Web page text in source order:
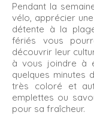
Pendant la
vélo, apprécier
détente à la
fériés vous
découvrir leur
à vous joindre à
quelques minutes
très coloré et
emplettes ou
pour sa fraîcheur.